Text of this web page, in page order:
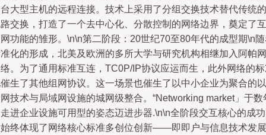
大型主机的远程连接。技术上采用了分组交换技术替代传统的
交换，打造了一个去中心化、分散控制的网络边界，奠定了互
功能的雏形。\n\n第二阶段：20世纪70至80年代的成型期\n
化的形成，北美及欧洲的多所大学与研究机构相继加入阿帕网
。为了通用标准互连，TC0P/IP协议应运而生，此外网络的
生了其他组网协议。这一场景也催生了以中小企业为聚合的以
技术与局域网设施的城网级整合。“Networking market」于数
进企业设施可用型的姿态迈进步器.\n\n全阶段交互核心的成
终体现了网络核心标准多创位创新——即即户与信息技术发展